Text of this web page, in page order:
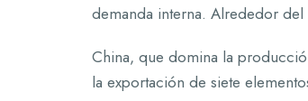
demanda interna. Alrededor
China, que domina la
la exportación de siete